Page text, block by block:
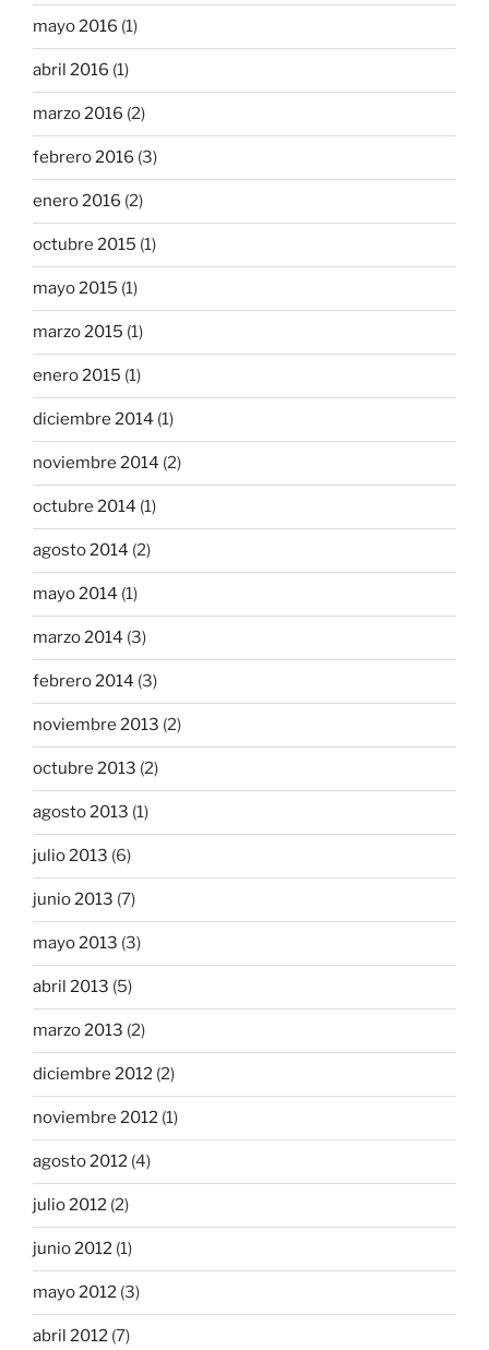
mayo 2016 (1)
abril 2016 (1)
marzo 2016 (2)
febrero 2016 (3)
enero 2016 (2)
octubre 2015 (1)
mayo 2015 (1)
marzo 2015 (1)
enero 2015 (1)
diciembre 2014 (1)
noviembre 2014 (2)
octubre 2014 (1)
agosto 2014 (2)
mayo 2014 (1)
marzo 2014 (3)
febrero 2014 (3)
noviembre 2013 (2)
octubre 2013 (2)
agosto 2013 (1)
julio 2013 (6)
junio 2013 (7)
mayo 2013 (3)
abril 2013 (5)
marzo 2013 (2)
diciembre 2012 (2)
noviembre 2012 (1)
agosto 2012 (4)
julio 2012 (2)
junio 2012 (1)
mayo 2012 (3)
abril 2012 (7)